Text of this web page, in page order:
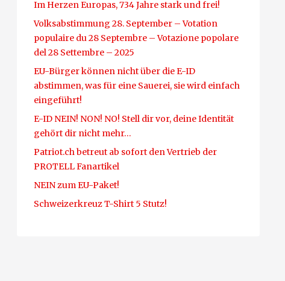
Im Herzen Europas, 734 Jahre stark und frei!
Volksabstimmung 28. September – Votation
populaire du 28 Septembre – Votazione popolare
del 28 Settembre – 2025
EU-Bürger können nicht über die E-ID
abstimmen, was für eine Sauerei, sie wird einfach
eingeführt!
E-ID NEIN! NON! NO! Stell dir vor, deine Identität
gehört dir nicht mehr…
Patriot.ch betreut ab sofort den Vertrieb der
PROTELL Fanartikel
NEIN zum EU-Paket!
Schweizerkreuz T-Shirt 5 Stutz!